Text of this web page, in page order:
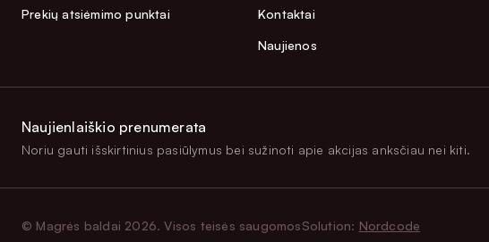
Prekių atsiėmimo punktai Kontaktai
Naujienos
Naujienlaiškio prenumerata
Noriu gauti išskirtinius pasiūlymus bei sužinoti apie akcijas anksčiau nei kiti.
© Magrės baldai 2026. Visos teisės saugomosSolution: Nordcode